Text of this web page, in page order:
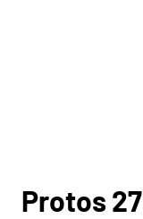
Protos 27